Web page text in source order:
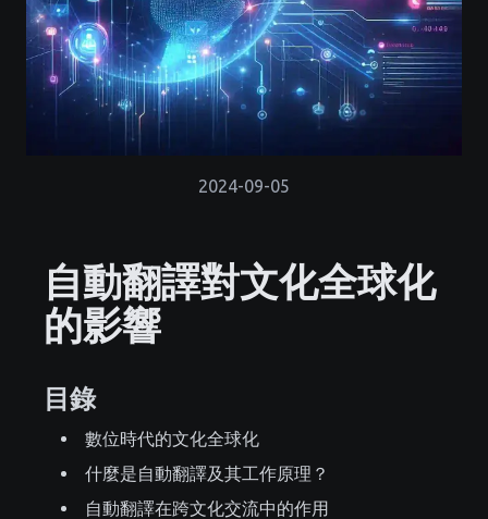
2024-09-05
自動翻譯對文化全球化
的影響
目錄
數位時代的文化全球化
什麼是自動翻譯及其工作原理？
自動翻譯在跨文化交流中的作用